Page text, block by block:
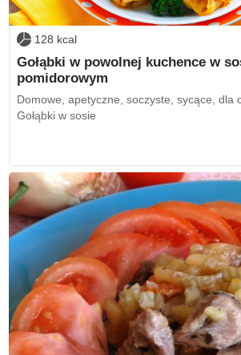
128 kcal
Gołąbki w powolnej kuchence w
pomidorowym
Domowe, apetyczne, soczyste, sycące, dla
Gołąbki w sosie